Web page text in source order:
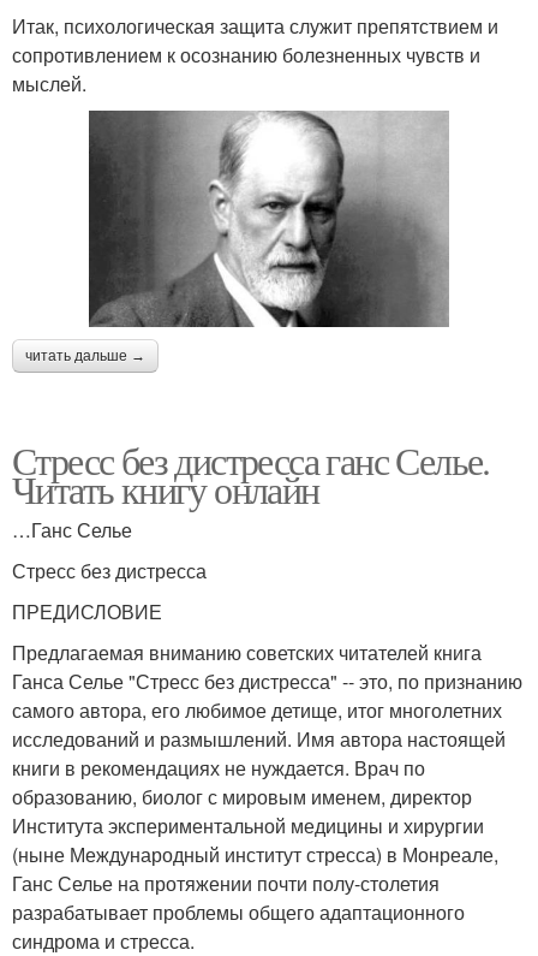
Итак, психологическая защита служит препятствием и
сопротивлением к осознанию болезненных чувств и
мыслей.
читать дальше →
Стресс без дистресса ганс Селье.
Читать книгу онлайн
…Ганс Селье
Стресс без дистресса
ПРЕДИСЛОВИЕ
Предлагаемая вниманию советских читателей книга
Ганса Селье "Стресс без дистресса" -- это, по признанию
самого автора, его любимое детище, итог многолетних
исследований и размышлений. Имя автора настоящей
книги в рекомендациях не нуждается. Врач по
образованию, биолог с мировым именем, директор
Института экспериментальной медицины и хирургии
(ныне Международный институт стресса) в Монреале,
Ганс Селье на протяжении почти полу-столетия
разрабатывает проблемы общего адаптационного
синдрома и стресса.